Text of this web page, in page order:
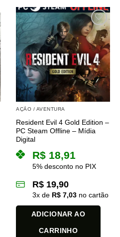
tem
várias
variantes.
As
opções
podem
ser
escolhidas
na
página
do
produto
AÇÃO / AVENTURA
Resident Evil 4 Gold Edition –
PC Steam Offline – Mídia
Digital
R$ 18,91
5% desconto no PIX
R$ 19,90
3x de R$ 7,03 no cartão
ADICIONAR AO
CARRINHO